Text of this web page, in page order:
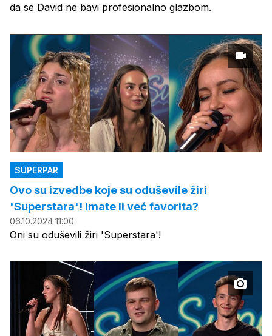
da se David ne bavi profesionalno glazbom.
SUPERPAR
Ovo su izvedbe koje su oduševile žiri
'Superstara'! Imate li već favorita?
06.10.2024 11:00
Oni su oduševili žiri 'Superstara'!